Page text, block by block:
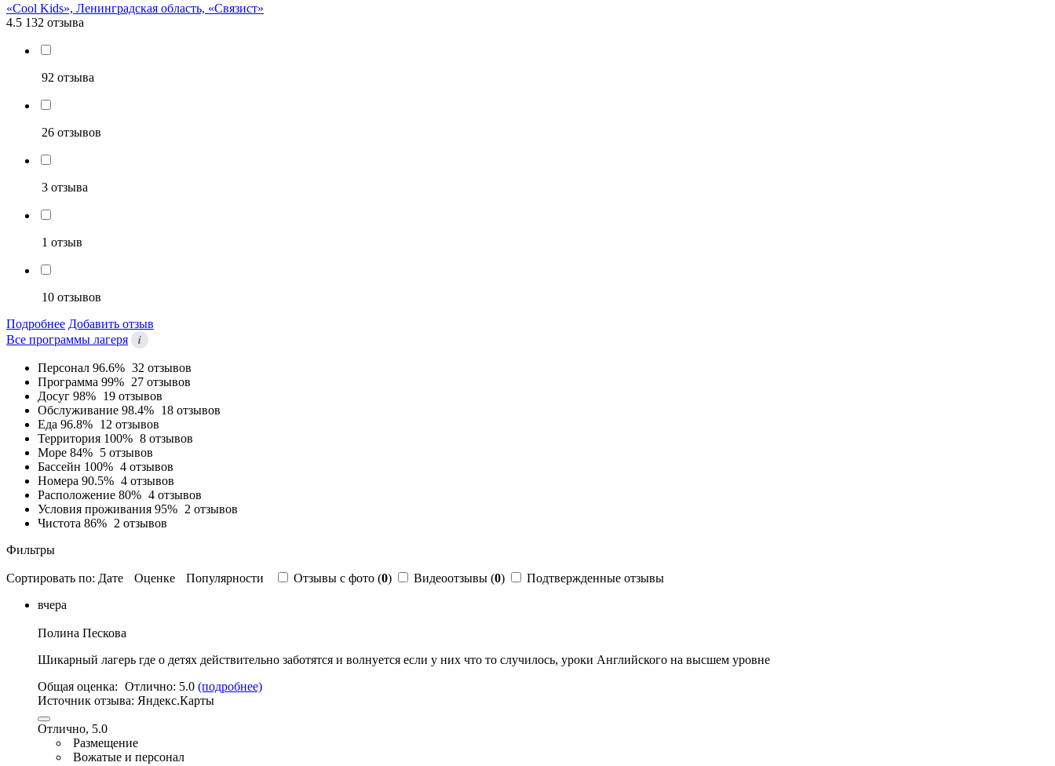
«Cool Kids», Ленинградская область, «Связист»
4.5 132 отзыва
92 отзыва
26 отзывов
3 отзыва
1 отзыв
10 отзывов
Подробнее Добавить отзыв
Все программы лагеря
i
Персонал 96.6% 32 отзывов
Программа 99% 27 отзывов
Досуг 98% 19 отзывов
Обслуживание 98.4% 18 отзывов
Еда 96.8% 12 отзывов
Территория 100% 8 отзывов
Море 84% 5 отзывов
Бассейн 100% 4 отзывов
Номера 90.5% 4 отзывов
Расположение 80% 4 отзывов
Условия проживания 95% 2 отзывов
Чистота 86% 2 отзывов
Фильтры
Сортировать по: Дате Оценке Популярности Отзывы c фото (0) Видеоотзывы (0)
Подтвержденные отзывы
вчера
Полина Пескова
Шикарный лагерь где о детях действительно заботятся и волнуется если у них что то случилось, уроки Английского на высшем уровне
Общая оценка: Отлично: 5.0 (подробнее)
Источник отзыва: Яндекс.Карты
Отлично, 5.0
Размещение
Вожатые и персонал